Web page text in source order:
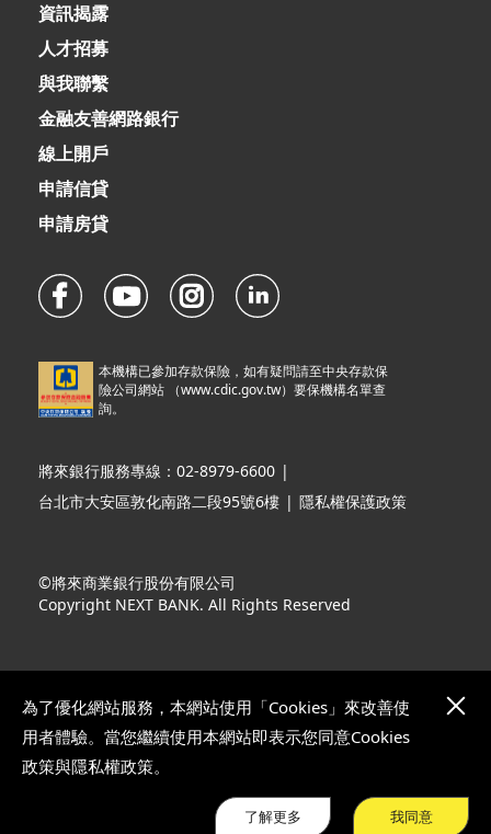
為了優化網站服務，本網站使用「Cookies」來改善使
用者體驗。當您繼續使用本網站即表示您同意Cookies
政策與隱私權政策。
了解更多 我同意
資訊揭露
人才招募
與我聯繫
金融友善網路銀行
線上開戶
申請信貸
申請房貸
本機構已參加存款保險，如有疑問請至中央存款保
險公司網站 （www.cdic.gov.tw）要保機構名單查
詢。
將來銀行服務專線：02-8979-6600 |
台北市大安區敦化南路二段95號6樓 | 隱私權保護政策
©將來商業銀行股份有限公司
Copyright NEXT BANK. All Rights Reserved